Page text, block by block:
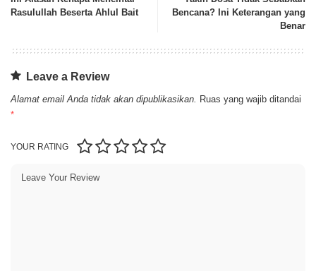
Rasulullah Beserta Ahlul Bait
Bencana? Ini Keterangan yang
Benar
Leave a Review
Alamat email Anda tidak akan dipublikasikan. Ruas yang wajib ditandai
*
YOUR RATING